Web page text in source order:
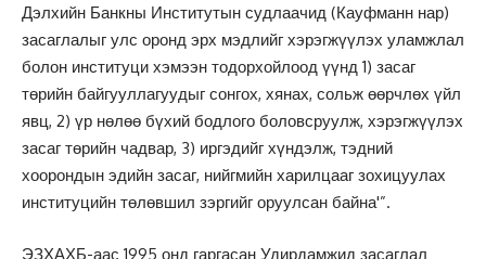
Дэлхийн Банкны Институтын судлаачид (Кауфманн нар)
засаглалыг улс оронд эрх мэдлийг хэрэгжүүлэх уламжлал
болон институци хэмээн тодорхойлоод үүнд 1) засаг
төрийн байгууллагуудыг сонгох, хянах, сольж өөрчлөх үйл
явц, 2) үр нөлөө бүхий бодлого боловсруулж, хэрэгжүүлэх
засаг төрийн чадвар, 3) иргэдийг хүндэлж, тэдний
хоорондын эдийн засаг, нийгмийн харилцааг зохицуулах
институцийн төлөвшил зэргийг оруулсан байна'”.
ЭЗХАХБ-аас 1995 онд гаргасан Удирдамжид засаглал